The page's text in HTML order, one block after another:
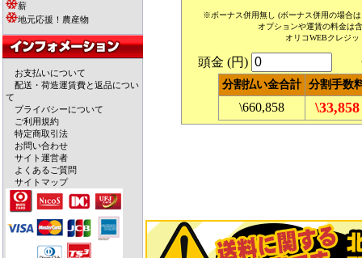
薪
地元応援！農産物
お支払いについて
配送・荷造運賃費と返品につい
て
プライバシーについて
ご利用規約
特定商取引法
お問い合わせ
サイト運営者
よくあるご質問
サイトマップ
※ボーナス併用無し (ボーナス併用の場合
オプションや運賃の料金は
オリコWEBクレジ
頭金 (円) 分
分割払い金合計 分割手数
\660,858 \33,858